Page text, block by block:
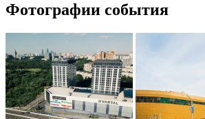
Фотографии события